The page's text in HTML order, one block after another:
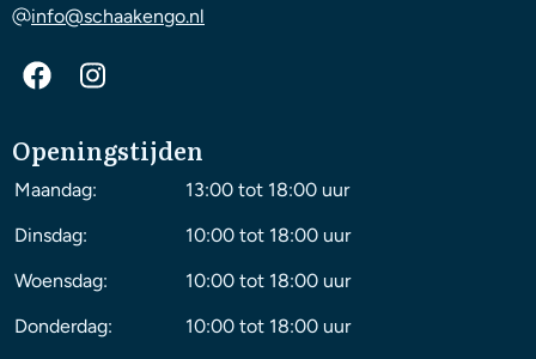
info@schaakengo.nl
Openingstijden
Maandag:
13:00 tot 18:00 uur
Dinsdag:
10:00 tot 18:00 uur
Woensdag:
10:00 tot 18:00 uur
Donderdag:
10:00 tot 18:00 uur